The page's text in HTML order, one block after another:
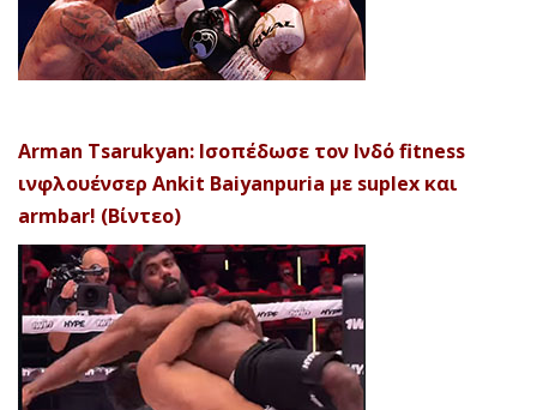
Arman Tsarukyan: Ισοπέδωσε τον Ινδό fitness
ινφλουένσερ Ankit Baiyanpuria με suplex και
armbar! (Βίντεο)